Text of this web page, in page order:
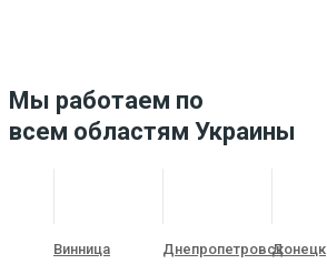
Мы работаем по
всем областям Украины
Винница ДнепропетровскДонецк